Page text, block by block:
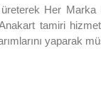
üreterek Her
tamiri
yaparak